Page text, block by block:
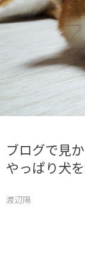
ブログで見
やっぱり犬
渡辺陽